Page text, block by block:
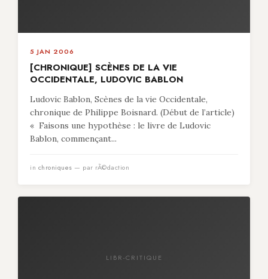
5 JAN 2006
[CHRONIQUE] SCÈNES DE LA VIE
OCCIDENTALE, LUDOVIC BABLON
Ludovic Bablon, Scènes de la vie Occidentale,
chronique de Philippe Boisnard. (Début de l’article)
« Faisons une hypothèse : le livre de Ludovic
Bablon, commençant...
in chroniques — par rÃ©daction
LIBR-CRITIQUE